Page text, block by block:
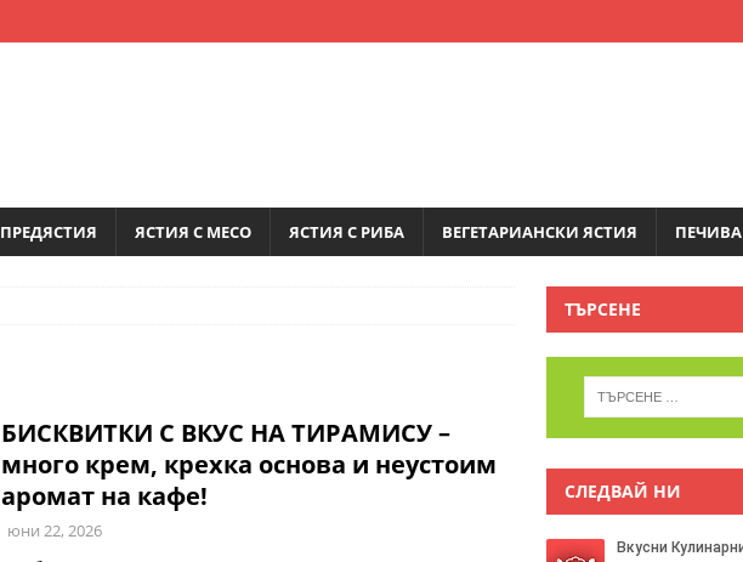
ПРЕДЯСТИЯ ЯСТИЯ С МЕСО ЯСТИЯ С РИБА ВЕГЕТАРИАНСКИ ЯСТИЯ ПЕЧИВА
БИСКВИТКИ С ВКУС НА ТИРАМИСУ –
много крем, крехка основа и неустоим
аромат на кафе!
юни 22, 2026
ТЪРСЕНЕ
СЛЕДВАЙ НИ